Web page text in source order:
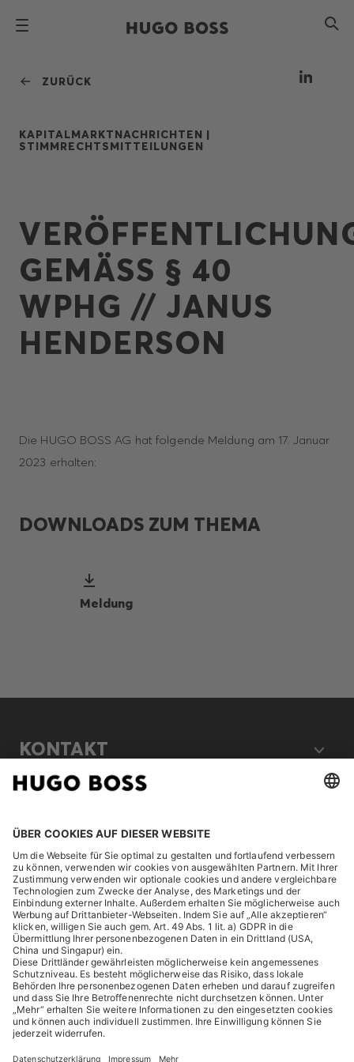
ZURÜCK
KAPITALMARKTNACHRICHTEN |
STIMMRECHTSMITTEILUNGEN
GEMÄSS § 40
WPHG // JANUS
HENDERSON
Die HUGO BOSS AG hat folgende Meldung am 17. Januar
2023 erhalten:
DOWNLOADS ZUM THEMA
Meldung
KONTAKT
ENTDECKEN
HUGO BOSS Corporate